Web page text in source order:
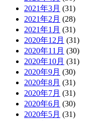
2021年3月 (31)
2021年2月 (28)
2021年1月 (31)
2020年12月 (31)
2020年11月 (30)
2020年10月 (31)
2020年9月 (30)
2020年8月 (31)
2020年7月 (31)
2020年6月 (30)
2020年5月 (31)